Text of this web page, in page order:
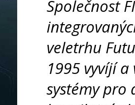
Společnost
veletrhu
1995 vyvíjí
systémy pro